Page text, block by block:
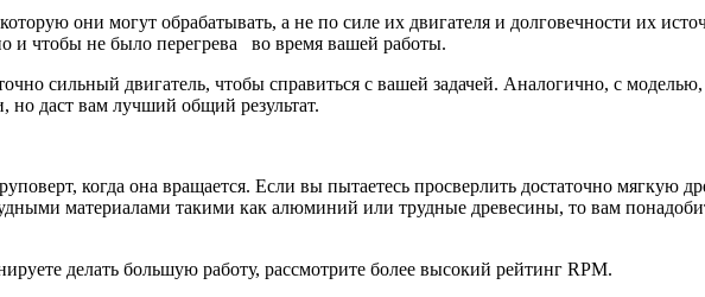
они могут обрабатывать, а не по силе их двигателя и долговечности их
и чтобы не было перегрева во время вашей работы.
сильный двигатель, чтобы справиться с вашей задачей. Аналогично, с
но даст вам лучший общий результат.
когда она вращается. Если вы пытаетесь просверлить достаточно мягкую
материалами такими как алюминий или трудные древесины, то вам
делать большую работу, рассмотрите более высокий рейтинг RPM.